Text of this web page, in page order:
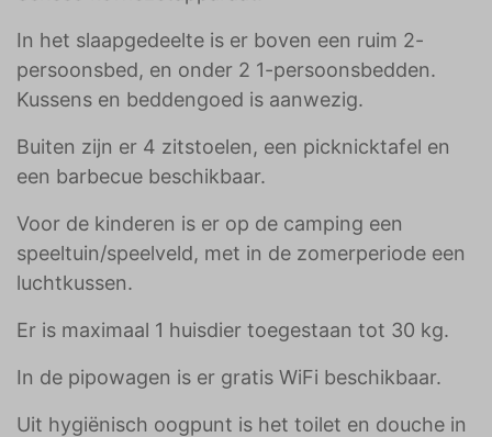
In het slaapgedeelte is er boven een ruim 2-
persoonsbed, en onder 2 1-persoonsbedden.
Kussens en beddengoed is aanwezig.
Buiten zijn er 4 zitstoelen, een picknicktafel en
een barbecue beschikbaar.
Voor de kinderen is er op de camping een
speeltuin/speelveld, met in de zomerperiode een
luchtkussen.
Er is maximaal 1 huisdier toegestaan tot 30 kg.
In de pipowagen is er gratis WiFi beschikbaar.
Uit hygiënisch oogpunt is het toilet en douche in